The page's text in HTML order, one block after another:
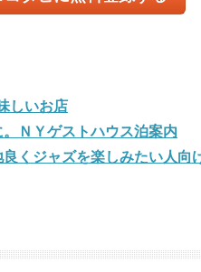
しいお店
ＮＹゲストハウス泊案内
くジャズを楽しみたい人向